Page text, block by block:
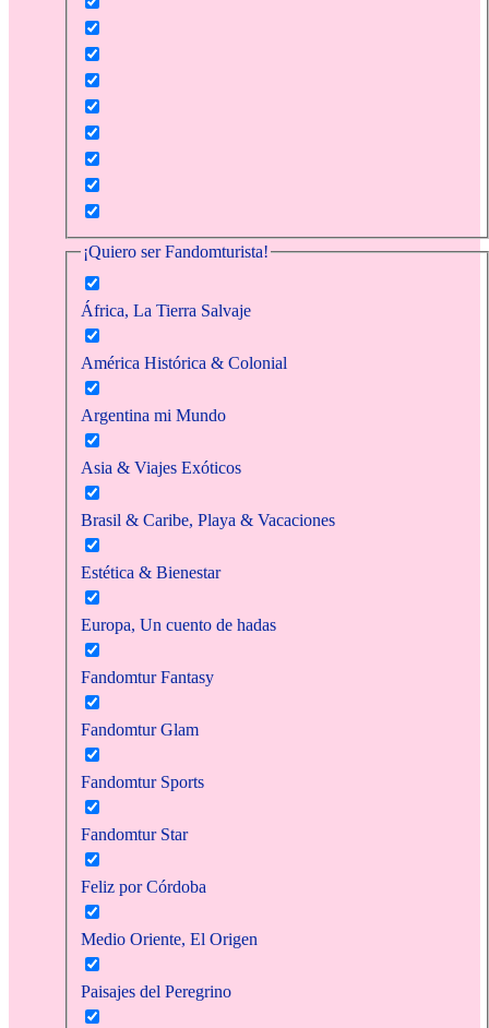
¡Quiero ser Fandomturista!
África, La Tierra Salvaje
América Histórica & Colonial
Argentina mi Mundo
Asia & Viajes Exóticos
Brasil & Caribe, Playa & Vacaciones
Estética & Bienestar
Europa, Un cuento de hadas
Fandomtur Fantasy
Fandomtur Glam
Fandomtur Sports
Fandomtur Star
Feliz por Córdoba
Medio Oriente, El Origen
Paisajes del Peregrino